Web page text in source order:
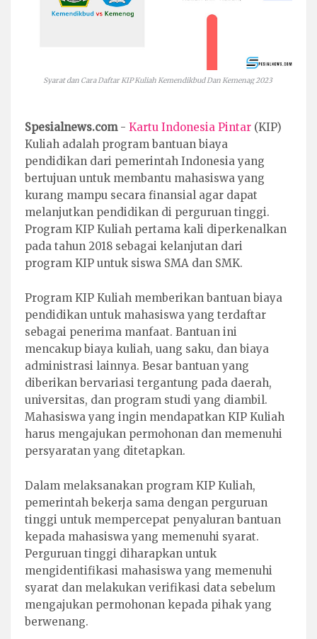
Syarat dan Cara Daftar KIP Kuliah Kemendikbud Dan Kemenag 2023
Spesialnews.com- Kartu Indonesia Pintar (KIP)
Kuliah adalah program bantuan biaya
pendidikan dari pemerintah Indonesia yang
bertujuan untuk membantu mahasiswa yang
kurang mampu secara finansial agar dapat
melanjutkan pendidikan di perguruan tinggi.
Program KIP Kuliah pertama kali diperkenalkan
pada tahun 2018 sebagai kelanjutan dari
program KIP untuk siswa SMA dan SMK.
Program KIP Kuliah memberikan bantuan biaya
pendidikan untuk mahasiswa yang terdaftar
sebagai penerima manfaat. Bantuan ini
mencakup biaya kuliah, uang saku, dan biaya
administrasi lainnya. Besar bantuan yang
diberikan bervariasi tergantung pada daerah,
universitas, dan program studi yang diambil.
Mahasiswa yang ingin mendapatkan KIP Kuliah
harus mengajukan permohonan dan memenuhi
persyaratan yang ditetapkan.
Dalam melaksanakan program KIP Kuliah,
pemerintah bekerja sama dengan perguruan
tinggi untuk mempercepat penyaluran bantuan
kepada mahasiswa yang memenuhi syarat.
Perguruan tinggi diharapkan untuk
mengidentifikasi mahasiswa yang memenuhi
syarat dan melakukan verifikasi data sebelum
mengajukan permohonan kepada pihak yang
berwenang.